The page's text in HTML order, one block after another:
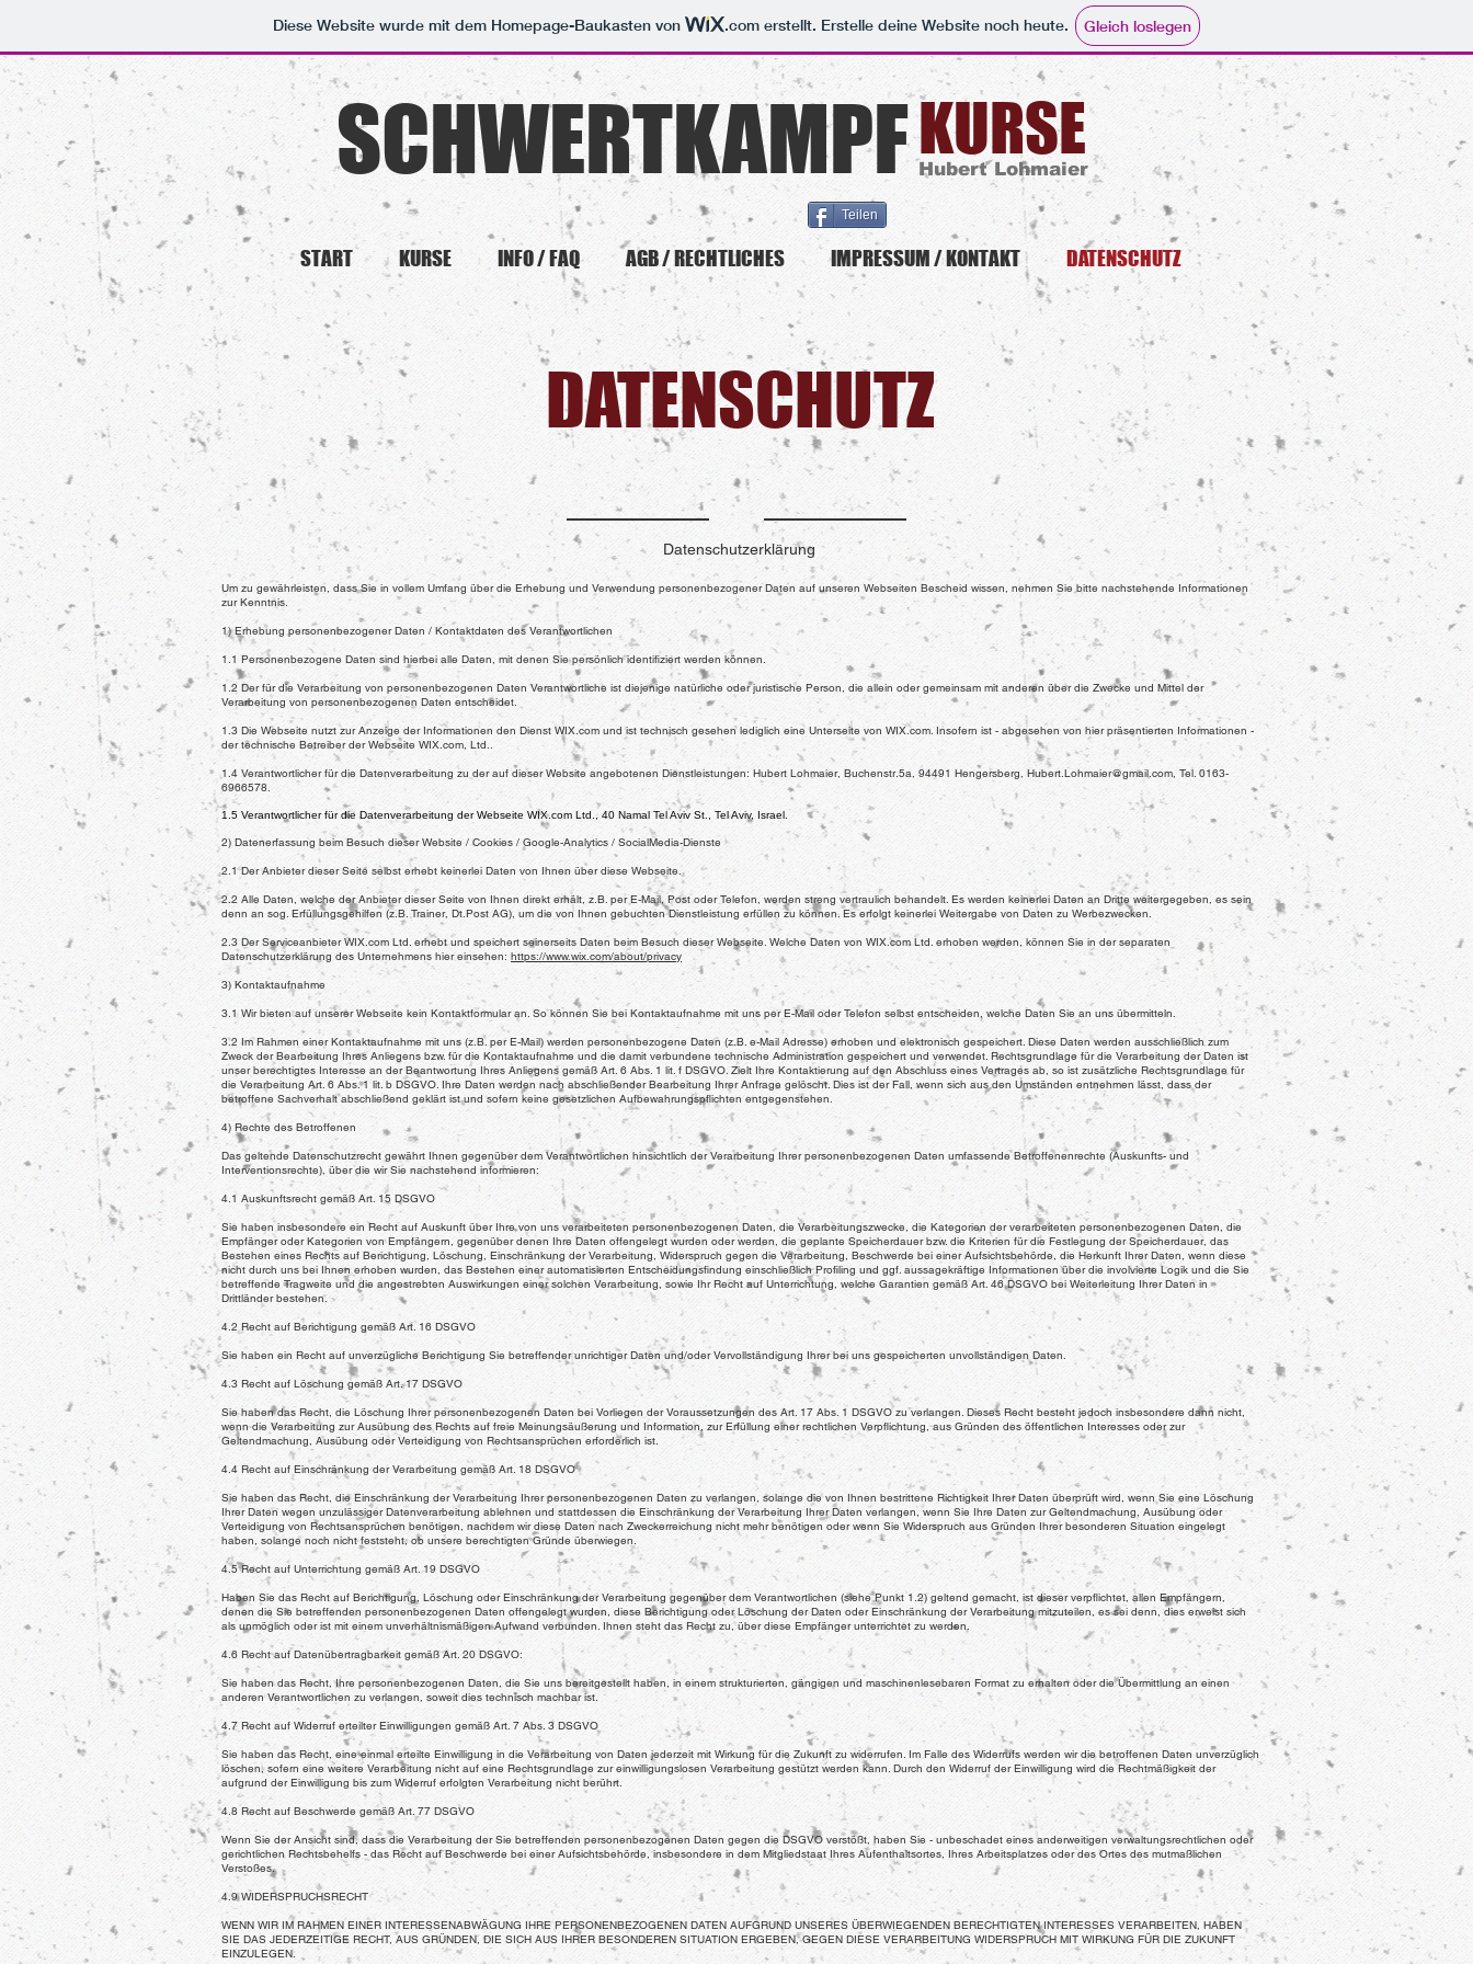
Diese Website wurde mit dem Homepage-Baukasten von .com erstellt. Erstelle deine Website noch heute. Gleich loslegen
SCHWERTKAMPFKURSE​
Hubert Lohmaier
Teilen
START KURSE INFO / FAQ AGB / RECHTLICHES IMPRESSUM / KONTAKT DATENSCHUTZ
DATENSCHUTZ
Datenschutzerklärung
Um zu gewährleisten, dass Sie in vollem Umfang über die Erhebung und Verwendung personenbezogener Daten auf unseren Webseiten Bescheid wissen, nehmen Sie bitte nachstehende Informationen
zur Kenntnis.
1) Erhebung personenbezogener Daten / Kontaktdaten des Verantwortlichen
1.1 Personenbezogene Daten sind hierbei alle Daten, mit denen Sie persönlich identifiziert werden können.
1.2 Der für die Verarbeitung von personenbezogenen Daten Verantwortliche ist diejenige natürliche oder juristische Person, die allein oder gemeinsam mit anderen über die Zwecke und Mittel der
Verarbeitung von personenbezogenen Daten entscheidet.
1.3 Die Webseite nutzt zur Anzeige der Informationen den Dienst WIX.com und ist technisch gesehen lediglich eine Unterseite von WIX.com. Insofern ist - abgesehen von hier präsentierten Informationen -
der technische Betreiber der Webseite WIX.com, Ltd..
1.4 Verantwortlicher für die Datenverarbeitung zu der auf dieser Website angebotenen Dienstleistungen: Hubert Lohmaier, Buchenstr.5a, 94491 Hengersberg, Hubert.Lohmaier@gmail.com, Tel. 0163-
6966578.
1.5 Verantwortlicher für die Datenverarbeitung der Webseite WIX.com Ltd., 40 Namal Tel Aviv St., Tel Aviv, Israel.
2) Datenerfassung beim Besuch dieser Website / Cookies / Google-Analytics / SocialMedia-Dienste
2.1 Der Anbieter dieser Seite selbst erhebt keinerlei Daten von Ihnen über diese Webseite.
2.2 Alle Daten, welche der Anbieter dieser Seite von Ihnen direkt erhält, z.B. per E-Mail, Post oder Telefon, werden streng vertraulich behandelt. Es werden keinerlei Daten an Dritte weitergegeben, es sein
denn an sog. Erfüllungsgehilfen (z.B. Trainer, Dt.Post AG), um die von Ihnen gebuchten Dienstleistung erfüllen zu können. Es erfolgt keinerlei Weitergabe von Daten zu Werbezwecken.
2.3 Der Serviceanbieter WIX.com Ltd. erhebt und speichert seinerseits Daten beim Besuch dieser Webseite. Welche Daten von WIX.com Ltd. erhoben werden, können Sie in der separaten
Datenschutzerklärung des Unternehmens hier einsehen: https://www.wix.com/about/privacy
3) Kontaktaufnahme
3.1 Wir bieten auf unserer Webseite kein Kontaktformular an. So können Sie bei Kontaktaufnahme mit uns per E-Mail oder Telefon selbst entscheiden, welche Daten Sie an uns übermitteln.
3.2 Im Rahmen einer Kontaktaufnahme mit uns (z.B. per E-Mail) werden personenbezogene Daten (z.B. e-Mail Adresse) erhoben und elektronisch gespeichert. Diese Daten werden ausschließlich zum
Zweck der Bearbeitung Ihres Anliegens bzw. für die Kontaktaufnahme und die damit verbundene technische Administration gespeichert und verwendet. Rechtsgrundlage für die Verarbeitung der Daten ist
unser berechtigtes Interesse an der Beantwortung Ihres Anliegens gemäß Art. 6 Abs. 1 lit. f DSGVO. Zielt Ihre Kontaktierung auf den Abschluss eines Vertrages ab, so ist zusätzliche Rechtsgrundlage für
die Verarbeitung Art. 6 Abs. 1 lit. b DSGVO. Ihre Daten werden nach abschließender Bearbeitung Ihrer Anfrage gelöscht. Dies ist der Fall, wenn sich aus den Umständen entnehmen lässt, dass der
betroffene Sachverhalt abschließend geklärt ist und sofern keine gesetzlichen Aufbewahrungspflichten entgegenstehen.
4) Rechte des Betroffenen
Das geltende Datenschutzrecht gewährt Ihnen gegenüber dem Verantwortlichen hinsichtlich der Verarbeitung Ihrer personenbezogenen Daten umfassende Betroffenenrechte (Auskunfts- und
Interventionsrechte), über die wir Sie nachstehend informieren:
4.1 Auskunftsrecht gemäß Art. 15 DSGVO
Sie haben insbesondere ein Recht auf Auskunft über Ihre von uns verarbeiteten personenbezogenen Daten, die Verarbeitungszwecke, die Kategorien der verarbeiteten personenbezogenen Daten, die
Empfänger oder Kategorien von Empfängern, gegenüber denen Ihre Daten offengelegt wurden oder werden, die geplante Speicherdauer bzw. die Kriterien für die Festlegung der Speicherdauer, das
Bestehen eines Rechts auf Berichtigung, Löschung, Einschränkung der Verarbeitung, Widerspruch gegen die Verarbeitung, Beschwerde bei einer Aufsichtsbehörde, die Herkunft Ihrer Daten, wenn diese
nicht durch uns bei Ihnen erhoben wurden, das Bestehen einer automatisierten Entscheidungsfindung einschließlich Profiling und ggf. aussagekräftige Informationen über die involvierte Logik und die Sie
betreffende Tragweite und die angestrebten Auswirkungen einer solchen Verarbeitung, sowie Ihr Recht auf Unterrichtung, welche Garantien gemäß Art. 46 DSGVO bei Weiterleitung Ihrer Daten in
Drittländer bestehen.
4.2 Recht auf Berichtigung gemäß Art. 16 DSGVO
Sie haben ein Recht auf unverzügliche Berichtigung Sie betreffender unrichtiger Daten und/oder Vervollständigung Ihrer bei uns gespeicherten unvollständigen Daten.
4.3 Recht auf Löschung gemäß Art. 17 DSGVO
Sie haben das Recht, die Löschung Ihrer personenbezogenen Daten bei Vorliegen der Voraussetzungen des Art. 17 Abs. 1 DSGVO zu verlangen. Dieses Recht besteht jedoch insbesondere dann nicht,
wenn die Verarbeitung zur Ausübung des Rechts auf freie Meinungsäußerung und Information, zur Erfüllung einer rechtlichen Verpflichtung, aus Gründen des öffentlichen Interesses oder zur
Geltendmachung, Ausübung oder Verteidigung von Rechtsansprüchen erforderlich ist.
4.4 Recht auf Einschränkung der Verarbeitung gemäß Art. 18 DSGVO
Sie haben das Recht, die Einschränkung der Verarbeitung Ihrer personenbezogenen Daten zu verlangen, solange die von Ihnen bestrittene Richtigkeit Ihrer Daten überprüft wird, wenn Sie eine Löschung
Ihrer Daten wegen unzulässiger Datenverarbeitung ablehnen und stattdessen die Einschränkung der Verarbeitung Ihrer Daten verlangen, wenn Sie Ihre Daten zur Geltendmachung, Ausübung oder
Verteidigung von Rechtsansprüchen benötigen, nachdem wir diese Daten nach Zweckerreichung nicht mehr benötigen oder wenn Sie Widerspruch aus Gründen Ihrer besonderen Situation eingelegt
haben, solange noch nicht feststeht, ob unsere berechtigten Gründe überwiegen.
4.5 Recht auf Unterrichtung gemäß Art. 19 DSGVO
Haben Sie das Recht auf Berichtigung, Löschung oder Einschränkung der Verarbeitung gegenüber dem Verantwortlichen (siehe Punkt 1.2) geltend gemacht, ist dieser verpflichtet, allen Empfängern,
denen die Sie betreffenden personenbezogenen Daten offengelegt wurden, diese Berichtigung oder Löschung der Daten oder Einschränkung der Verarbeitung mitzuteilen, es sei denn, dies erweist sich
als unmöglich oder ist mit einem unverhältnismäßigen Aufwand verbunden. Ihnen steht das Recht zu, über diese Empfänger unterrichtet zu werden.
4.6 Recht auf Datenübertragbarkeit gemäß Art. 20 DSGVO:
Sie haben das Recht, Ihre personenbezogenen Daten, die Sie uns bereitgestellt haben, in einem strukturierten, gängigen und maschinenlesebaren Format zu erhalten oder die Übermittlung an einen
anderen Verantwortlichen zu verlangen, soweit dies technisch machbar ist.
4.7 Recht auf Widerruf erteilter Einwilligungen gemäß Art. 7 Abs. 3 DSGVO
Sie haben das Recht, eine einmal erteilte Einwilligung in die Verarbeitung von Daten jederzeit mit Wirkung für die Zukunft zu widerrufen. Im Falle des Widerrufs werden wir die betroffenen Daten unverzüglich
löschen, sofern eine weitere Verarbeitung nicht auf eine Rechtsgrundlage zur einwilligungslosen Verarbeitung gestützt werden kann. Durch den Widerruf der Einwilligung wird die Rechtmäßigkeit der
aufgrund der Einwilligung bis zum Widerruf erfolgten Verarbeitung nicht berührt.
4.8 Recht auf Beschwerde gemäß Art. 77 DSGVO
Wenn Sie der Ansicht sind, dass die Verarbeitung der Sie betreffenden personenbezogenen Daten gegen die DSGVO verstößt, haben Sie - unbeschadet eines anderweitigen verwaltungsrechtlichen oder
gerichtlichen Rechtsbehelfs - das Recht auf Beschwerde bei einer Aufsichtsbehörde, insbesondere in dem Mitgliedstaat Ihres Aufenthaltsortes, Ihres Arbeitsplatzes oder des Ortes des mutmaßlichen
Verstoßes.
4.9 WIDERSPRUCHSRECHT
WENN WIR IM RAHMEN EINER INTERESSENABWÄGUNG IHRE PERSONENBEZOGENEN DATEN AUFGRUND UNSERES ÜBERWIEGENDEN BERECHTIGTEN INTERESSES VERARBEITEN, HABEN
SIE DAS JEDERZEITIGE RECHT, AUS GRÜNDEN, DIE SICH AUS IHRER BESONDEREN SITUATION ERGEBEN, GEGEN DIESE VERARBEITUNG WIDERSPRUCH MIT WIRKUNG FÜR DIE ZUKUNFT
EINZULEGEN.